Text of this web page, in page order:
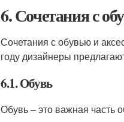
6. Сочетания с
Сочетания с обувью и
году дизайнеры
6.1. Обувь
Обувь – это важная часть